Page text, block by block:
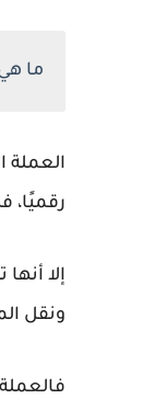
ما
العملة
رقميًا،
إلا
ونقل